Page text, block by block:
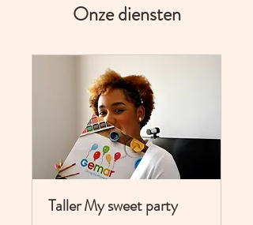
Onze diensten
Taller My sweet party